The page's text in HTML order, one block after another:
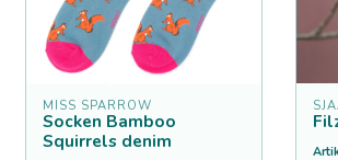
MISS SPARROW
Socken Bamboo
Squirrels denim